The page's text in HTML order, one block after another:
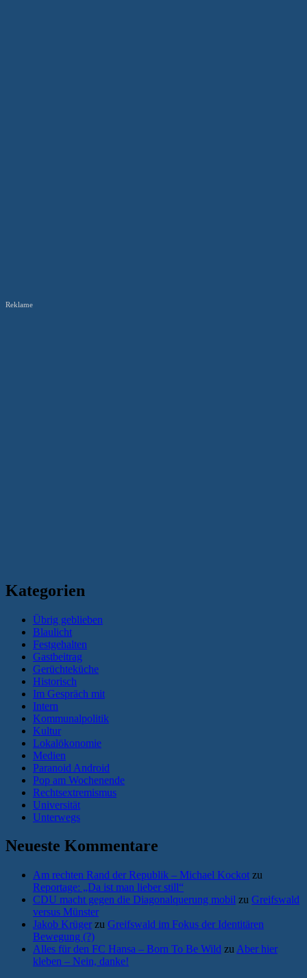
Reklame
Kategorien
Übrig geblieben
Blaulicht
Festgehalten
Gastbeitrag
Gerüchteküche
Historisch
Im Gespräch mit
Intern
Kommunalpolitik
Kultur
Lokalökonomie
Medien
Paranoid Android
Pop am Wochenende
Rechtsextremismus
Universität
Unterwegs
Neueste Kommentare
Am rechten Rand der Republik – Michael Kockot zu
Reportage: „Da ist man lieber still“
CDU macht gegen die Diagonalquerung mobil zu Greifswald
versus Münster
Jakob Krüger zu Greifswald im Fokus der Identitären
Bewegung (?)
Alles für den FC Hansa – Born To Be Wild zu Aber hier
kleben – Nein, danke!